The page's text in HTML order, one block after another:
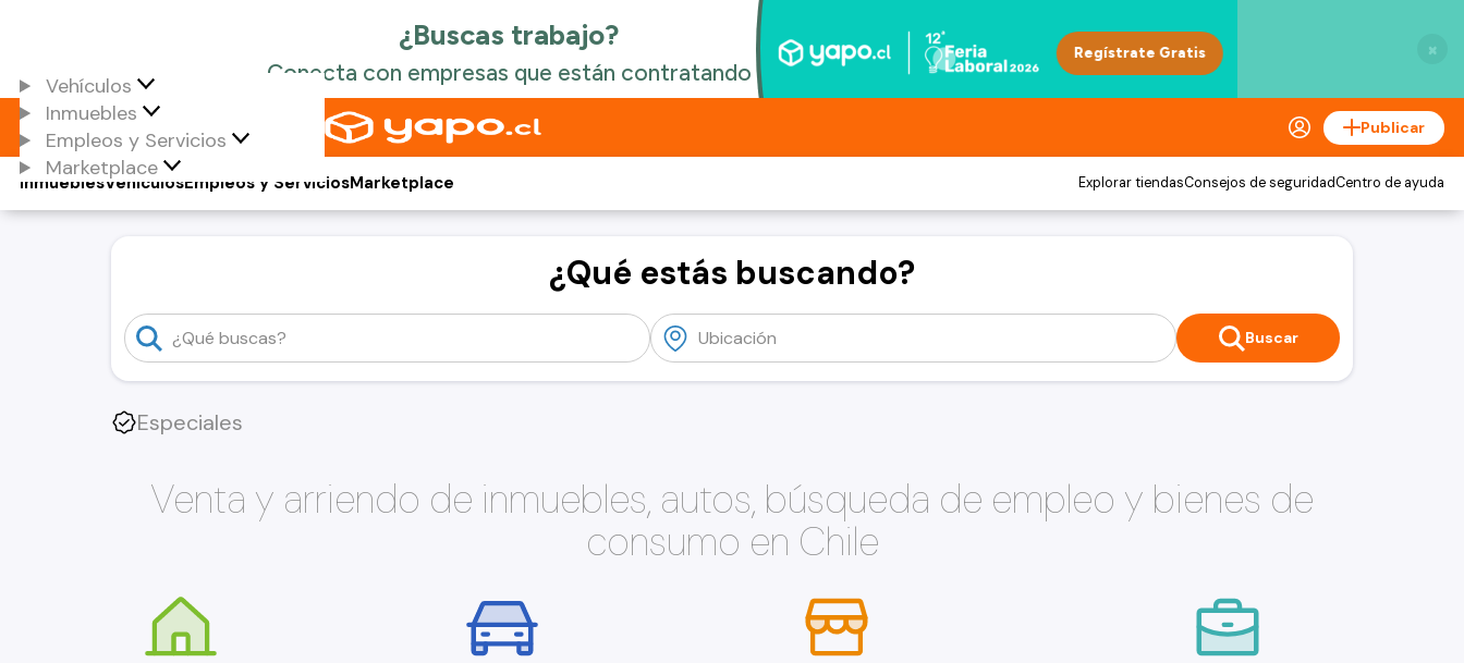
×
Vehículos
Inmuebles
Empleos y Servicios
Marketplace
Publicar
Vehículos
Inmuebles Empleos y ServiciosMarketplace Explorar tiendasConsejos de seguridadCentro de ayuda
¿Qué estás buscando?
Buscar
Especiales
Venta y arriendo de inmuebles, autos, búsqueda de empleo y bienes de
consumo en Chile